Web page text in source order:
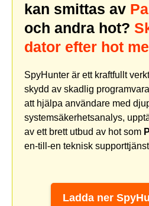
kan smittas av
och andra hot?
dator efter hot
SpyHunter är ett kraftfullt
skydd av skadlig
att hjälpa användare med
systemsäkerhetsanalys,
av ett brett utbud av hot som
en-till-en teknisk
Ladda ner